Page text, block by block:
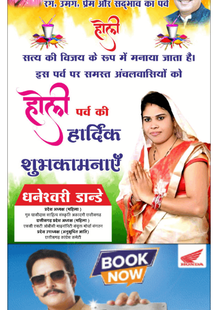
Language
English hindi